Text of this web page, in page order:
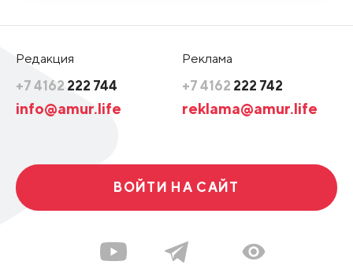
Редакция
+7 4162 222 744
info@amur.life
Реклама
+7 4162 222 742
reklama@amur.life
ВОЙТИ НА САЙТ